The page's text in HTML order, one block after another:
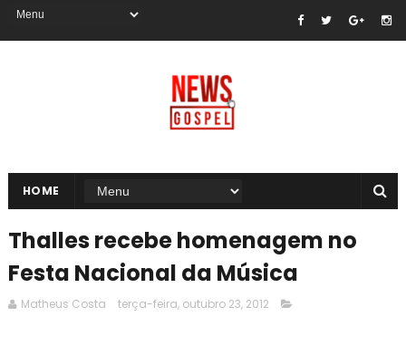
HOME
Thalles recebe homenagem no
Festa Nacional da Música
Matheus Costa terça-feira, outubro 23, 2012